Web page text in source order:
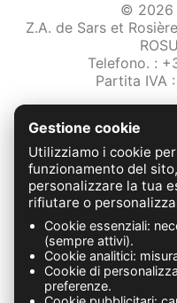
© 2026
Z.A. de Sars et
Telefono. :
Partita IVA
Condizioni
Gestione cookie
Utilizziamo i cookie
funzionamento del
personalizzare la tua
rifiutare o
Cookie essenziali:
(sempre attivi).
Cookie analitici:
Cookie di
preferenze.